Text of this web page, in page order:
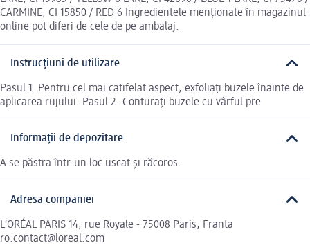
CARMINE, CI 15850 / RED 6 Ingredientele menționate în magazinul
online pot diferi de cele de pe ambalaj.
Instrucțiuni de utilizare
Pasul 1. Pentru cel mai catifelat aspect, exfoliați buzele înainte de
aplicarea rujului. Pasul 2. Conturați buzele cu vârful pre
Informații de depozitare
A se păstra într-un loc uscat și răcoros.
Adresa companiei
L’ORÉAL PARIS 14, rue Royale - 75008 Paris, Franta
ro.contact@loreal.com